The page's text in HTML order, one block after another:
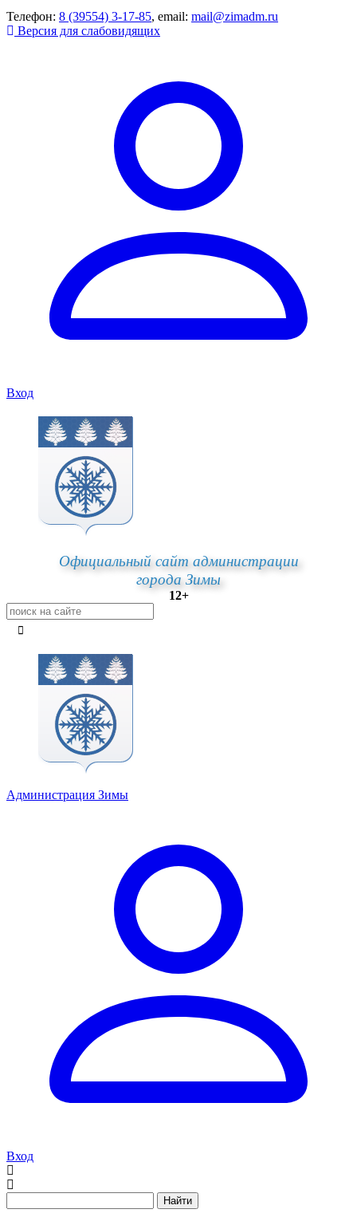
Телефон: 8 (39554) 3-17-85, email: mail@zimadm.ru
Версия для слабовидящих
Вход
Официальный сайт администрации
города Зимы
12+
Администрация Зимы
Вход
Найти